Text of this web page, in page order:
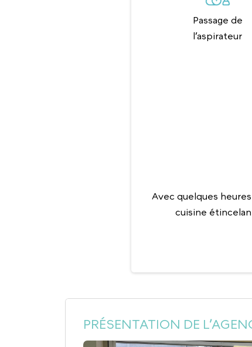
Passage de
l’aspirateur
Avec quelques
cuisine
PRÉSENTATION DE